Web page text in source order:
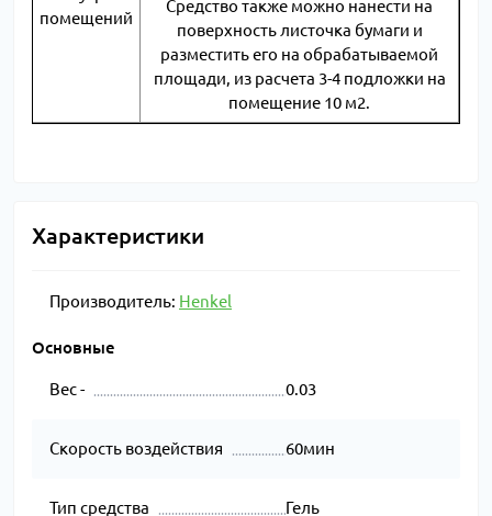
помещений
Средство также можно нанести на
поверхность листочка бумаги и
разместить его на обрабатываемой
площади, из расчета 3-4 подложки на
помещение 10 м2.
Характеристики
Производитель: Henkel
Основные
Вес - 0.03
Скорость воздействия 60мин
Тип средства Гель